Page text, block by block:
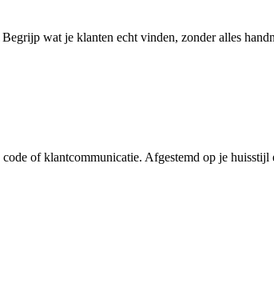
wat je klanten echt vinden, zonder alles
of klantcommunicatie. Afgestemd op je huisstijl